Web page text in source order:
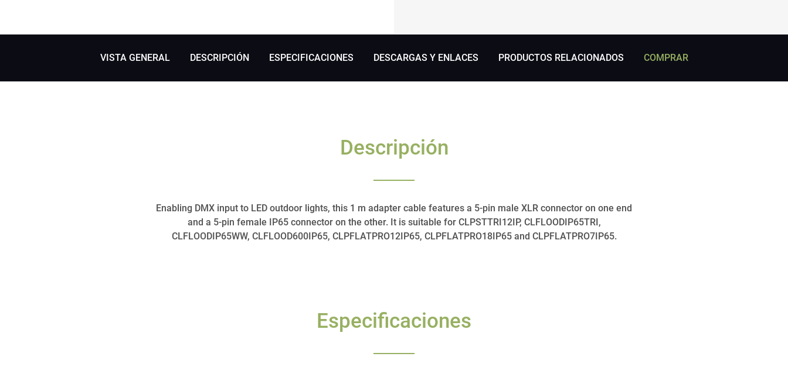
VISTA GENERAL DESCRIPCIÓN ESPECIFICACIONES DESCARGAS Y ENLACES PRODUCTOS RELACIONADOS COMPRAR
Descripción
Enabling DMX input to LED outdoor lights, this 1 m adapter cable features a 5-pin male XLR connector on one end
and a 5-pin female IP65 connector on the other. It is suitable for CLPSTTRI12IP, CLFLOODIP65TRI,
CLFLOODIP65WW, CLFLOOD600IP65, CLPFLATPRO12IP65, CLPFLATPRO18IP65 and CLPFLATPRO7IP65.
Especificaciones